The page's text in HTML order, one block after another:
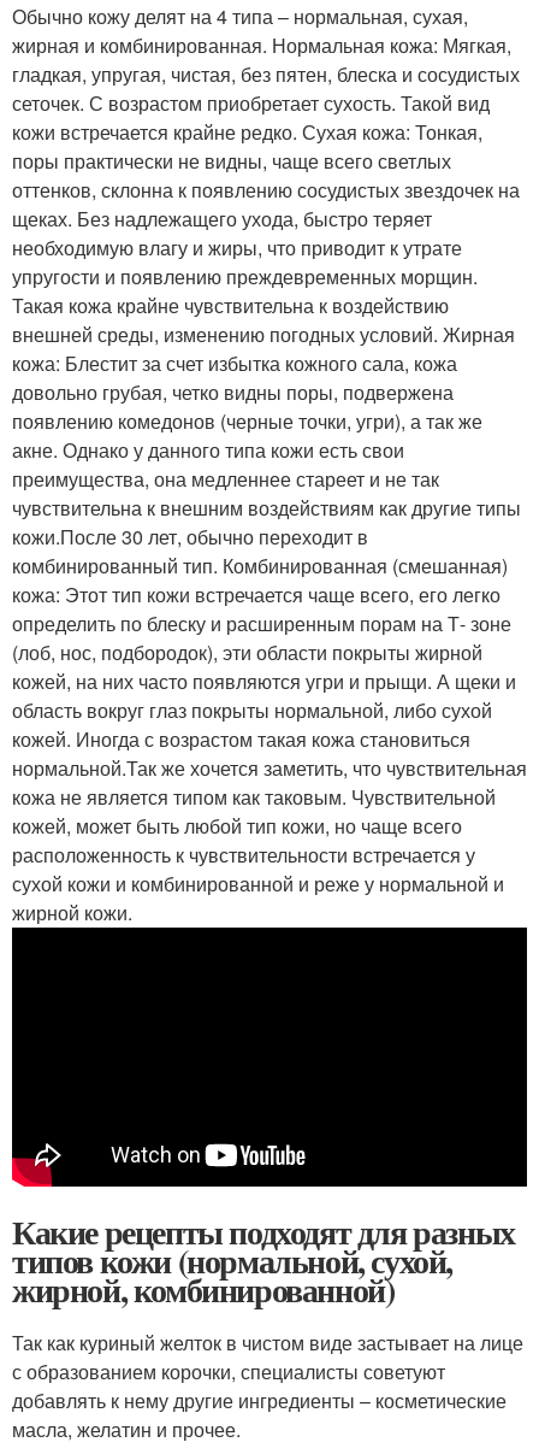
Обычно кожу делят на 4 типа – нормальная, сухая,
жирная и комбинированная. Нормальная кожа: Мягкая,
гладкая, упругая, чистая, без пятен, блеска и сосудистых
сеточек. С возрастом приобретает сухость. Такой вид
кожи встречается крайне редко. Сухая кожа: Тонкая,
поры практически не видны, чаще всего светлых
оттенков, склонна к появлению сосудистых звездочек на
щеках. Без надлежащего ухода, быстро теряет
необходимую влагу и жиры, что приводит к утрате
упругости и появлению преждевременных морщин.
Такая кожа крайне чувствительна к воздействию
внешней среды, изменению погодных условий. Жирная
кожа: Блестит за счет избытка кожного сала, кожа
довольно грубая, четко видны поры, подвержена
появлению комедонов (черные точки, угри), а так же
акне. Однако у данного типа кожи есть свои
преимущества, она медленнее стареет и не так
чувствительна к внешним воздействиям как другие типы
кожи.После 30 лет, обычно переходит в
комбинированный тип. Комбинированная (смешанная)
кожа: Этот тип кожи встречается чаще всего, его легко
определить по блеску и расширенным порам на Т- зоне
(лоб, нос, подбородок), эти области покрыты жирной
кожей, на них часто появляются угри и прыщи. А щеки и
область вокруг глаз покрыты нормальной, либо сухой
кожей. Иногда с возрастом такая кожа становиться
нормальной.Так же хочется заметить, что чувствительная
кожа не является типом как таковым. Чувствительной
кожей, может быть любой тип кожи, но чаще всего
расположенность к чувствительности встречается у
сухой кожи и комбинированной и реже у нормальной и
жирной кожи.
Какие рецепты подходят для разных
типов кожи (нормальной, сухой,
жирной, комбинированной)
Так как куриный желток в чистом виде застывает на лице
с образованием корочки, специалисты советуют
добавлять к нему другие ингредиенты – косметические
масла, желатин и прочее.